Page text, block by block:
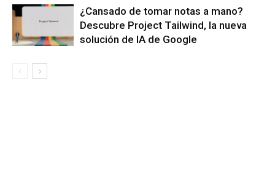
¿Cansado de tomar notas a mano?
Descubre Project Tailwind, la nueva
solución de IA de Google